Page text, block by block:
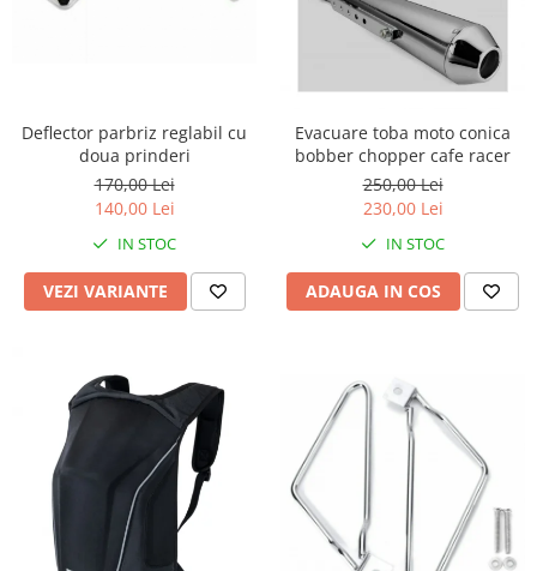
Semeringuri amortizore /
Banda ornament janta
Kit abtibilde
Protectie Jug
Protectie Rezervor
Accesorii puig
Bascula
Bieleta
Set cap de bara
Parbriz
Pedale
Deflector parbriz reglabil cu
doua prinderi
170,00 Lei
140,00 Lei
IN STOC
VEZI VARIANTE
Evacuare toba moto conica
bobber chopper cafe racer
250,00 Lei
230,00 Lei
IN STOC
ADAUGA IN COS